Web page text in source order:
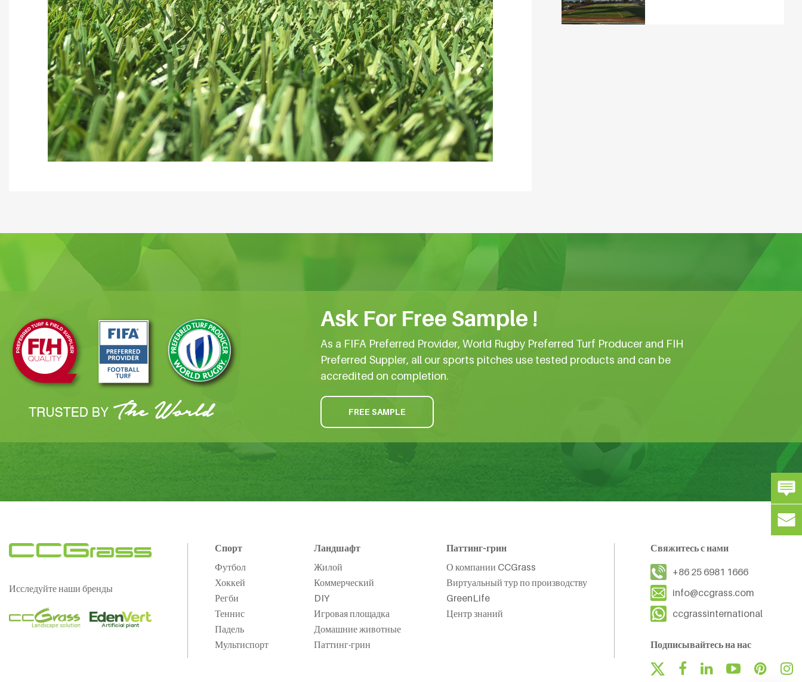
Ask For Free Sample !
As a FIFA Preferred Provider, World Rugby Preferred Turf Producer and FIH
Preferred Suppler, all our sports pitches use tested products and can be
accredited on completion.
FREE SAMPLE
Исследуйте наши бренды
Спорт
Футбол
Хоккей
Регби
Теннис
Падель
Мультиспорт
Ландшафт
Жилой
Коммерческий
DIY
Игровая площадка
Домашние животные
Паттинг-грин
Паттинг-грин
О компании CCGrass
Виртуальный тур по производству
GreenLife
Центр знаний
Свяжитесь с нами
+86 25 6981 1666
info@ccgrass.com
ccgrassinternational
Подписывайтесь на нас